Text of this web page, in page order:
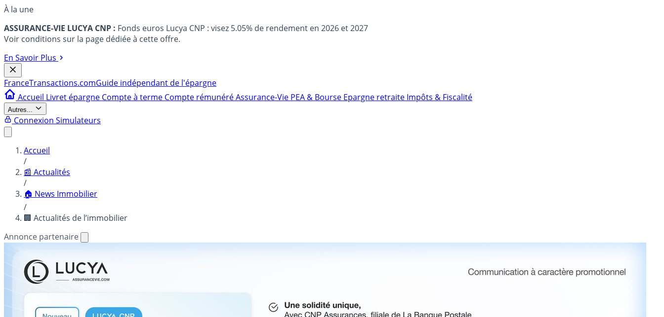
À la une
ASSURANCE-VIE LUCYA CNP : Fonds euros Lucya CNP : visez 5.05% de rendement en 2026 et 2027
Voir conditions sur la page dédiée à cette offre.
En Savoir Plus
FranceTransactions.comGuide indépendant de l'épargne
Accueil Livret épargne Compte à terme Compte rémunéréAssurance-Vie PEA & Bourse Epargne retraite Impôts & Fiscalité
Autres...
Connexion Simulateurs
Accueil
/
📰 Actualités
/
🏠 News Immobilier
/
🏢 Actualités de l’immobilier
Annonce partenaire